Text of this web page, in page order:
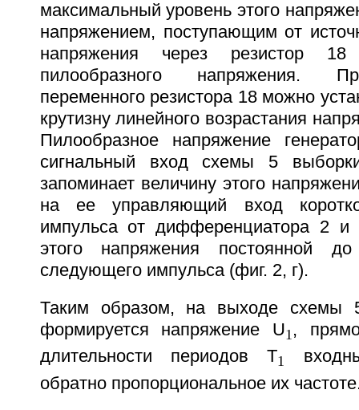
максимальный уровень этого
напряжением, поступающим от
напряжения через резистор
пилообразного напряжения.
переменного резистора 18 можно
крутизну линейного возрастания
Пилообразное напряжение
сигнальный вход схемы 5
запоминает величину этого
на ее управляющий вход
импульса от дифференциатора 2 и
этого напряжения постоянной
следующего импульса (фиг. 2, г).
Таким образом, на выходе схемы
формируется напряжение U1,
длительности периодов Т1
обратно пропорциональное их